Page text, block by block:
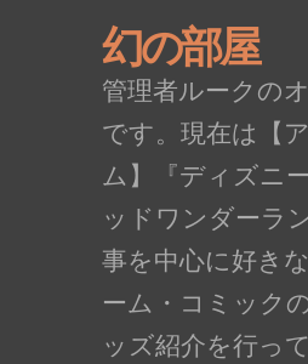
幻の部屋
管理者ルークの
です。現在は【
ム】『ディズニ
ッドワンダーラ
事を中心に好き
ーム・コミック
ッズ紹介を行っ